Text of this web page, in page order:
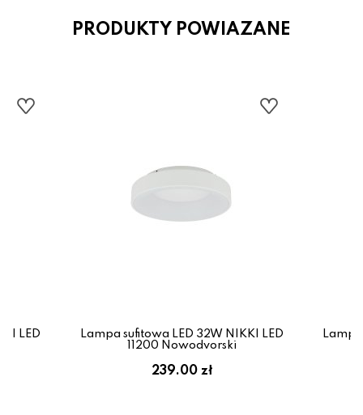
PRODUKTY POWIAZANE
LED
Lampa sufitowa LED 32W NIKKI LED
11200 Nowodvorski
239.00 zł